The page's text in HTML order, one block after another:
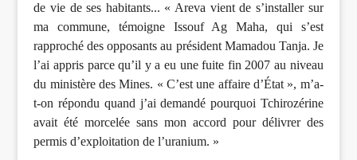
de vie de ses habitants... « Areva vient de s’installer sur
ma commune, témoigne Issouf Ag Maha, qui s’est
rapproché des opposants au président Mamadou Tanja. Je
l’ai appris parce qu’il y a eu une fuite fin 2007 au niveau
du ministère des Mines. « C’est une affaire d’État », m’a-
t-on répondu quand j’ai demandé pourquoi Tchirozérine
avait été morcelée sans mon accord pour délivrer des
permis d’exploitation de l’uranium. »